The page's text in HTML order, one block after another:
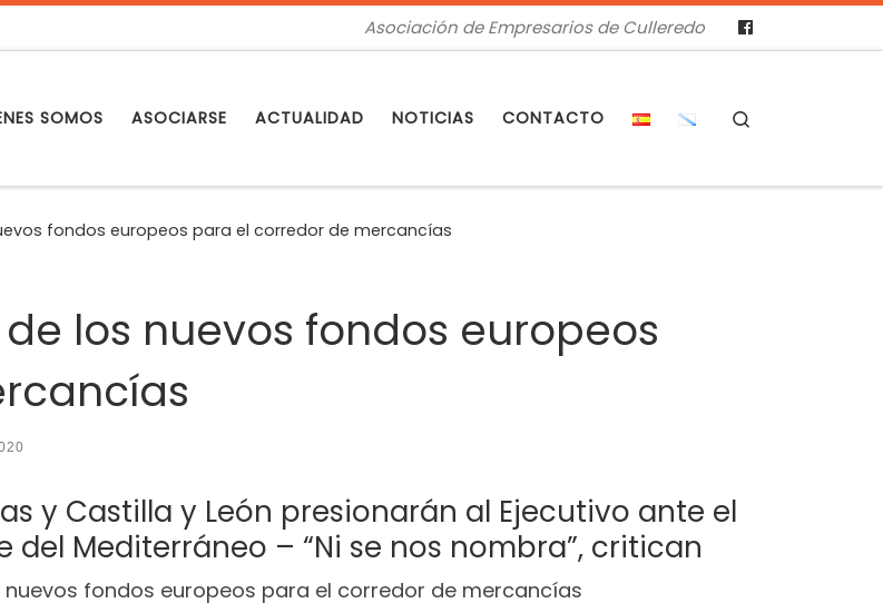
Asociación de Empresarios de Culleredo
SOMOS ASOCIARSE ACTUALIDAD NOTICIAS CONTACTO
fondos europeos para el corredor de mercancías
los nuevos fondos europeos
y Castilla y León presionarán al Ejecutivo ante el
Mediterráneo – “Ni se nos nombra”, critican